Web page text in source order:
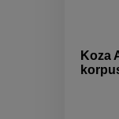
Koza